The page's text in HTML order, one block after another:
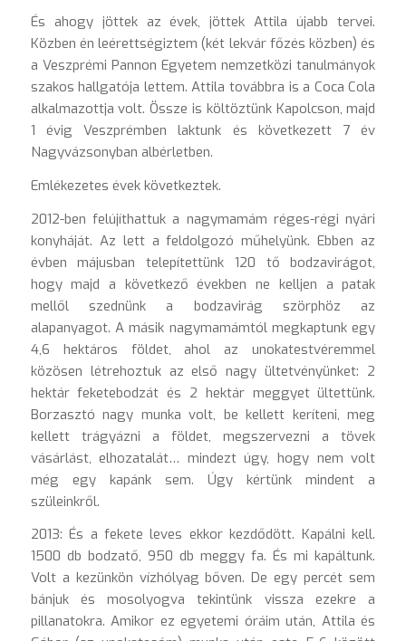
És ahogy jöttek az évek, jöttek Attila újabb tervei.
Közben én leérettségiztem (két lekvár főzés közben) és
a Veszprémi Pannon Egyetem nemzetközi tanulmányok
szakos hallgatója lettem. Attila továbbra is a Coca Cola
alkalmazottja volt. Össze is költöztünk Kapolcson, majd
1 évig Veszprémben laktunk és következett 7 év
Nagyvázsonyban albérletben.
Emlékezetes évek következtek.
2012-ben felújíthattuk a nagymamám réges-régi nyári
konyháját. Az lett a feldolgozó műhelyünk. Ebben az
évben májusban telepítettünk 120 tő bodzavirágot,
hogy majd a következő években ne kelljen a patak
mellől szednünk a bodzavirág szörphöz az
alapanyagot. A másik nagymamámtól megkaptunk egy
4,6 hektáros földet, ahol az unokatestvéremmel
közösen létrehoztuk az első nagy ültetvényünket: 2
hektár feketebodzát és 2 hektár meggyet ültettünk.
Borzasztó nagy munka volt, be kellett keríteni, meg
kellett trágyázni a földet, megszervezni a tövek
vásárlást, elhozatalát… mindezt úgy, hogy nem volt
még egy kapánk sem. Úgy kértünk mindent a
szüleinkről.
2013: És a fekete leves ekkor kezdődött. Kapálni kell.
1500 db bodzatő, 950 db meggy fa. És mi kapáltunk.
Volt a kezünkön vízhólyag bőven. De egy percét sem
bánjuk és mosolyogva tekintünk vissza ezekre a
pillanatokra. Amikor ez egyetemi óráim után, Attila és